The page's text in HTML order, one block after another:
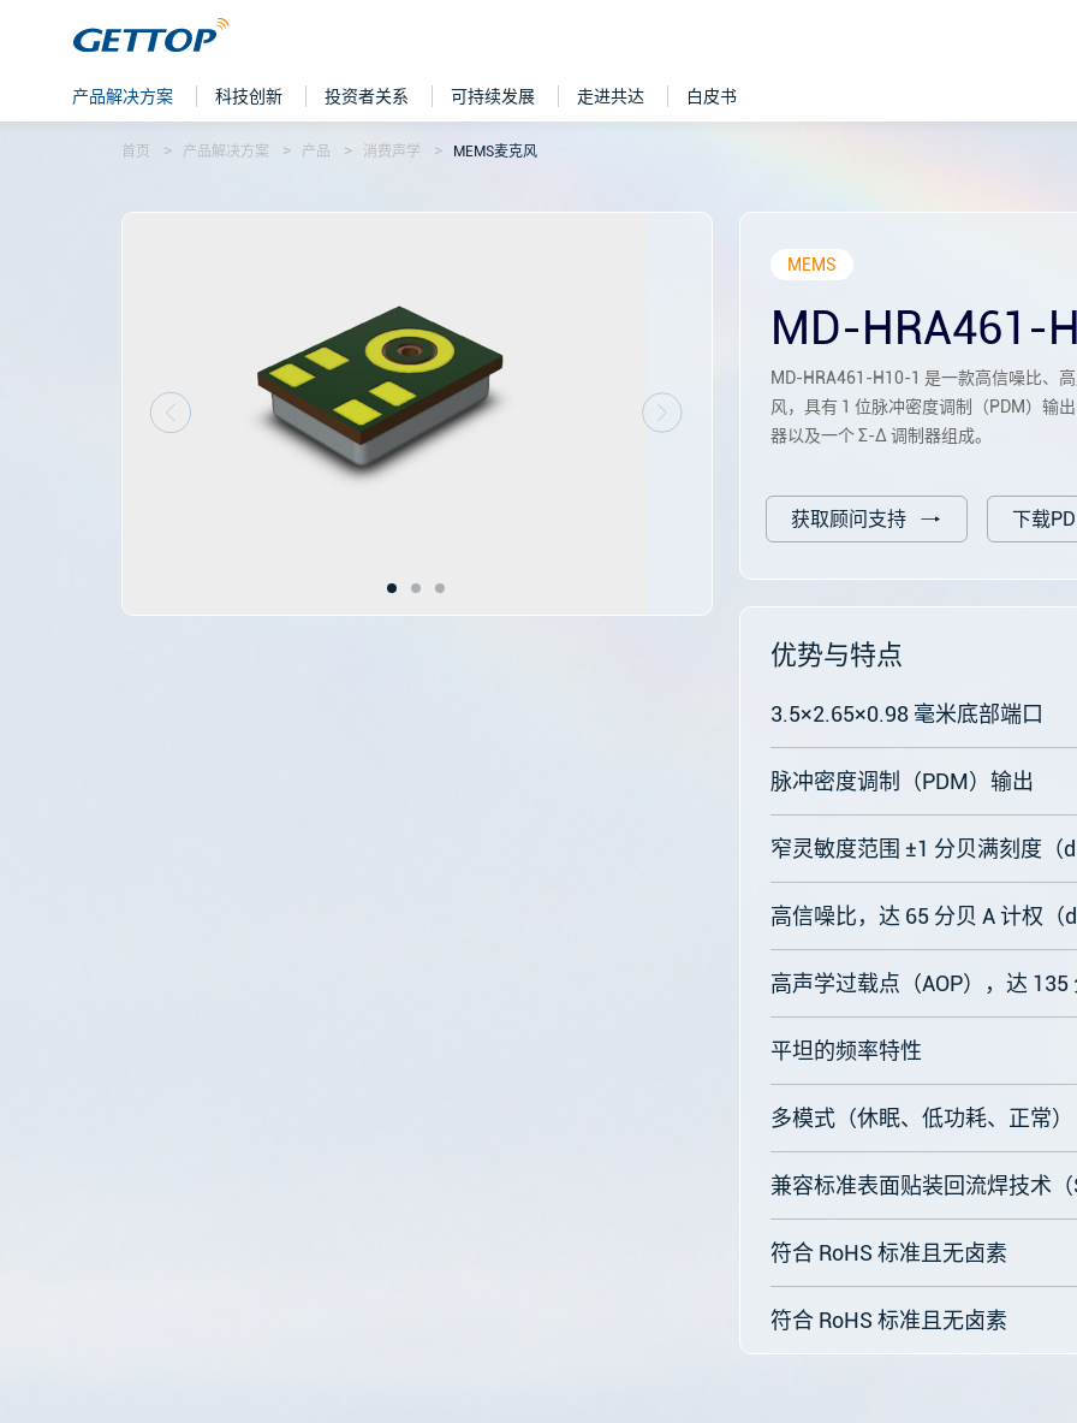
产品解决方案 科技创新 投资者关系 可持续发展 走进共达 白皮书
首页 产品解决方案 产品 消费声学 MEMS麦克风
MEMS
MD-HRA461-
MD-HRA461-H10-1 是一款高信噪比、
风，具有 1 位脉冲密度调制（PDM）输
器以及一个 Σ-Δ 调制器组成。
获取顾问支持 下载
优势与特点
3.5×2.65×0.98 毫米底部端口
脉冲密度调制（PDM）输出
窄灵敏度范围 ±1 分贝满刻度（
高信噪比，达 65 分贝 A 计权（
高声学过载点（AOP），达
平坦的频率特性
多模式（休眠、低功耗、正常）
兼容标准表面贴装回流焊技术
符合 RoHS 标准且无卤素
符合 RoHS 标准且无卤素